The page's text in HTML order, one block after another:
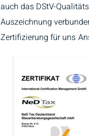
auch das DStV-
Auszeichnung
Zertifizierung für uns